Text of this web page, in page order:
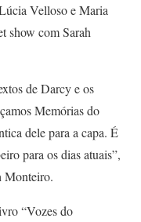
Velloso e Maria
show com Sarah
de Darcy e os
Memórias do
dele para a capa. É
para os dias atuais”,
Monteiro.
“Vozes do